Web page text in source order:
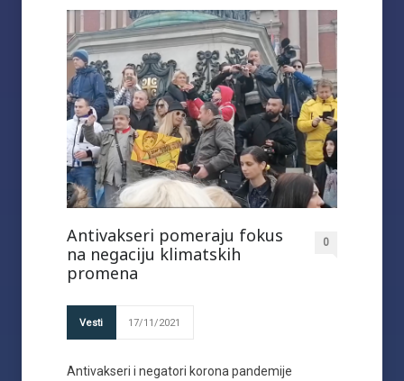
Antivakseri pomeraju fokus
na negaciju klimatskih
promena
0
Vesti 17/11/2021
Antivakseri i negatori korona pandemije